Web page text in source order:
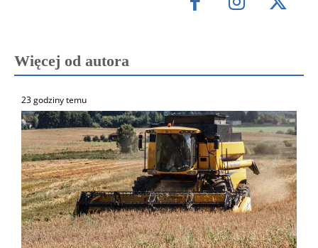
Więcej od autora
23 godziny temu